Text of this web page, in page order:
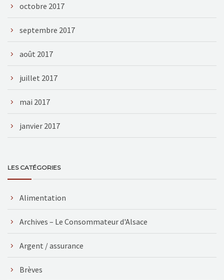
octobre 2017
septembre 2017
août 2017
juillet 2017
mai 2017
janvier 2017
LES CATÉGORIES
Alimentation
Archives – Le Consommateur d'Alsace
Argent / assurance
Brèves